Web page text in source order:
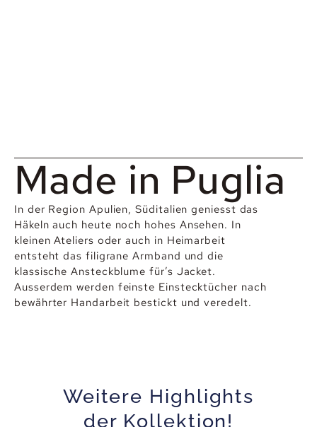
Made in Puglia
In der Region Apulien, Süditalien geniesst das
Häkeln auch heute noch hohes Ansehen. In
kleinen Ateliers oder auch in Heimarbeit
entsteht das filigrane Armband und die
klassische Ansteckblume für’s Jacket.
Ausserdem werden feinste Einstecktücher nach
bewährter Handarbeit bestickt und veredelt.
Weitere Highlights
der Kollektion!